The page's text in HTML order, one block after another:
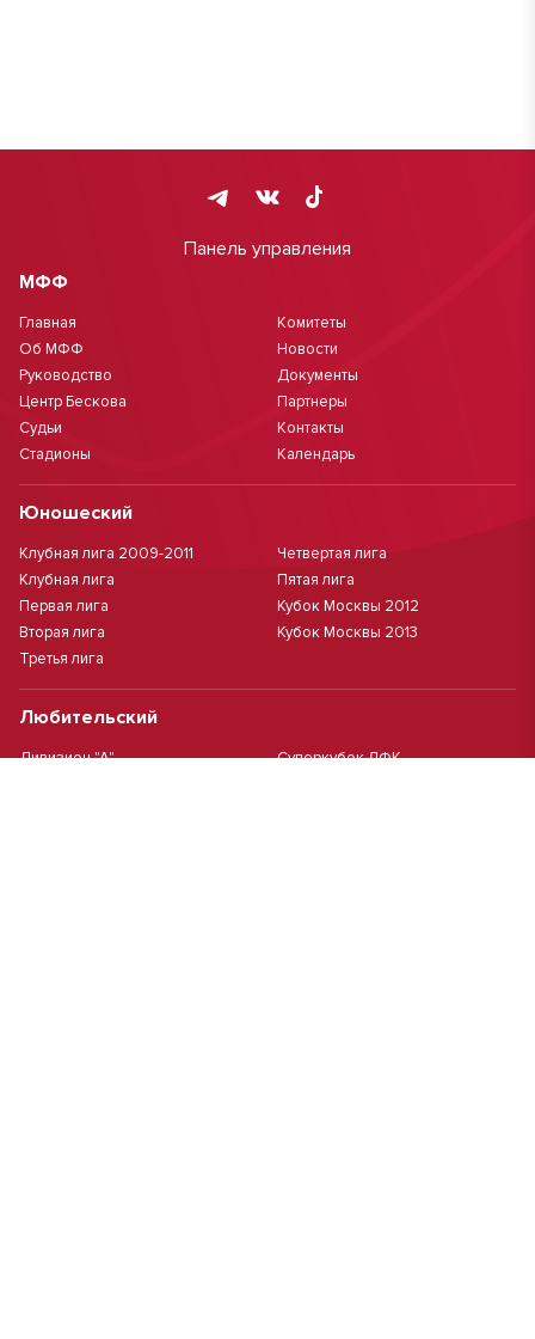
Панель управления
МФФ
Главная
Об МФФ
Руководство
Центр Бескова
Судьи
Стадионы
Комитеты
Новости
Документы
Партнеры
Контакты
Календарь
Юношеский
Клубная лига 2009-2011
Клубная лига
Первая лига
Вторая лига
Третья лига
Четвертая лига
Пятая лига
Кубок Москвы 2012
Кубок Москвы 2013
Любительский
Дивизион "А"
Суперкубок ЛФК